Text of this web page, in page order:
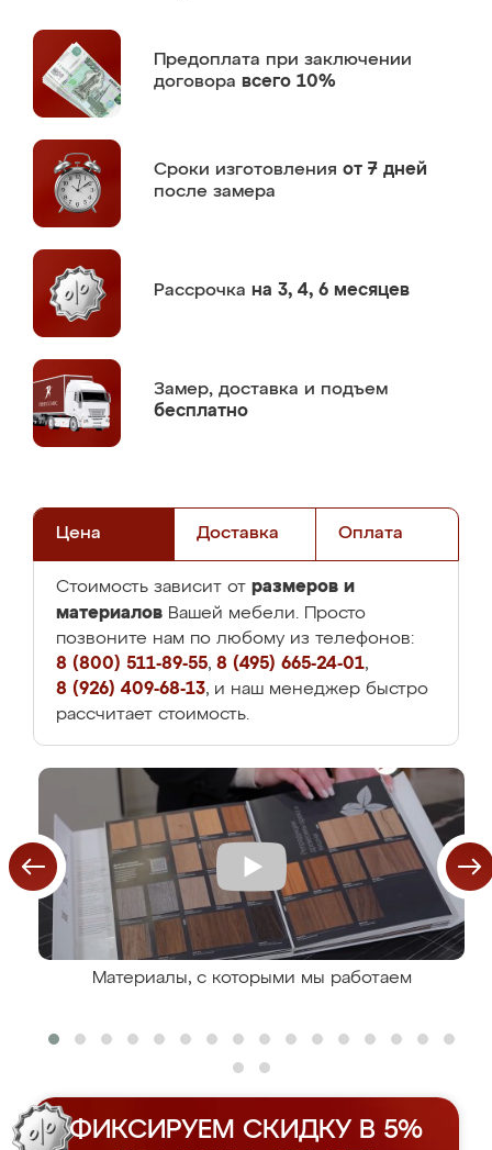
Предоплата при заключении
договора всего 10%
Сроки изготовления от 7 дней
после замера
Рассрочка на 3, 4, 6 месяцев
Замер, доставка и подъем
бесплатно
Цена Доставка Оплата
Стоимость зависит от размеров и
материалов Вашей мебели. Просто
позвоните нам по любому из телефонов:
8 (800) 511-89-55, 8 (495) 665-24-01,
8 (926) 409-68-13, и наш менеджер быстро
рассчитает стоимость.
Материалы, с которыми мы работаем
ФИКСИРУЕМ СКИДКУ В 5%